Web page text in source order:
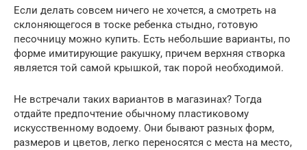
Если делать совсем ничего не хочется, а смотреть на
склоняющегося в тоске ребенка стыдно, готовую
песочницу можно купить. Есть небольшие варианты, по
форме имитирующие ракушку, причем верхняя створка
является той самой крышкой, так порой необходимой.
Не встречали таких вариантов в магазинах? Тогда
отдайте предпочтение обычному пластиковому
искусственному водоему. Они бывают разных форм,
размеров и цветов, легко переносятся с места на место,